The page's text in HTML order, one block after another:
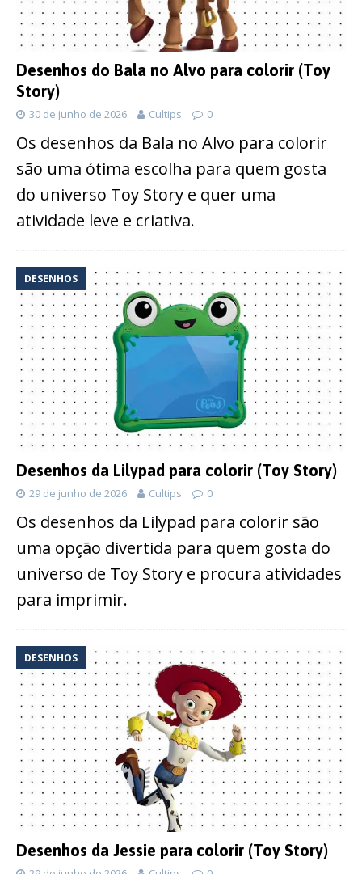
Desenhos do Bala no Alvo para colorir (Toy
Story)
30 de junho de 2026 Cultips 0
Os desenhos da Bala no Alvo para colorir
são uma ótima escolha para quem gosta
do universo Toy Story e quer uma
atividade leve e criativa.
DESENHOS
Desenhos da Lilypad para colorir (Toy Story)
29 de junho de 2026 Cultips 0
Os desenhos da Lilypad para colorir são
uma opção divertida para quem gosta do
universo de Toy Story e procura atividades
para imprimir.
DESENHOS
Desenhos da Jessie para colorir (Toy Story)